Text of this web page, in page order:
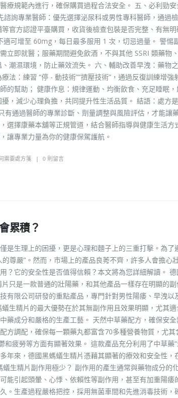
療規範內進行，確保購買過程合法安全。 五、必利勁
詢專業醫師：優先選擇泌尿科或男性專科醫師，通過
官方認證平臺購買，收貨後檢查包裝是否完整、有無
可增至 60mg，每日最多服用 1 次，切忌過量。 警惕
即就醫；服藥期間避免飲酒，不與其他 SSRI 類藥物
潮濕環境，防止藥效流失。 六、輔助改善早洩：藥物
法：練習 “停 - 動技術”“擠壓技術”，通過反復訓練增強
的幫助； 健康作息：規律運動、均衡飲食、充足睡眠
，減少心理負擔，共同提升性生活品質。 結語：處方
通過醫師的專業診斷、劑量調整與風險評估，才能讓
選擇康藥本舖等正規管道，結合醫師指導與健康生活方
讓專業力量為你的健康保駕護航。
需要處方箋 0 則留言
累積？
是生理上的困擾，更是心理和麵子上的三重打擊。為了
尊嚴”。然而，市場上的產品良莠不齊，許多人會擔心
？它的安全性是否值得信賴？本文將為您詳細解讀。
只是一款普通的壯陽藥，和其他產品一樣存在明顯的
有限公司研發的重點產品，專門針對男性陽痿、早洩以
生精片的最大優勢在於其無副作用且效果明顯，尤其
藥成分和嚴格的生產工藝。 天然中草藥配方，確保安
方調配，確保每一顆藥丸都富含70多種營養物質，尤其
疲勞等方面有顯著效果。 這款產品充分利用了中草藥
年來，德國黑螞蟻生精片憑藉其顯著的療效和安全性，
生精片副作用極少？ 副作用的產生通常與藥物成分的
能引起頭暈、心悸、依賴性等副作用，甚至有加重陽痿
。生產過程嚴格把控，採用無菌車間和先進消毒技術，